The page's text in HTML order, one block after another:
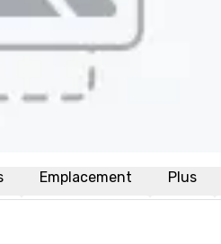
Emplacement Plus